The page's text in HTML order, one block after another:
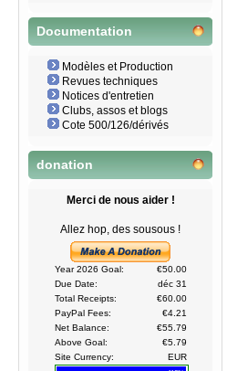
Documentation
Modèles et Production
Revues techniques
Notices d'entretien
Clubs, assos et blogs
Cote 500/126/dérivés
donation
Merci de nous aider !
Allez hop, des sousous !
Year 2026 Goal:
€50.00
Due Date:
déc 31
Total Receipts:
€60.00
PayPal Fees:
€4.21
Net Balance:
€55.79
Above Goal:
€5.79
Site Currency:
EUR